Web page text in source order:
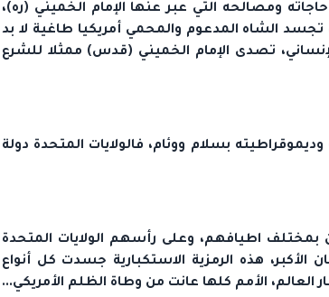
ومصالحه التي عبر عنها الإمام الخميني (ره)،
الشاه المدعوم والمحمي أمريكيا طاغية لا بد
تصدى الإمام الخميني (قدس) ممثلا للشرع
بسلام ووئام، فالولايات المتحدة دولة
بمختلف اطيافهم، وعلى رأسهم الولايات المتحدة
الأكبر، هذه الرمزية الاستكبارية جسدت كل أنواع
الأمم كلها عانت من وطاة الظلم الأمريكي...